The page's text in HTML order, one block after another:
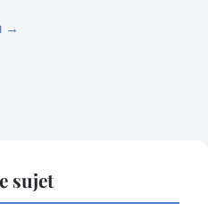
→
sujet